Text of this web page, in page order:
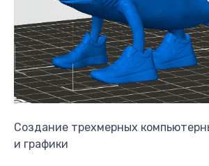
Создание трехмерных
и графики